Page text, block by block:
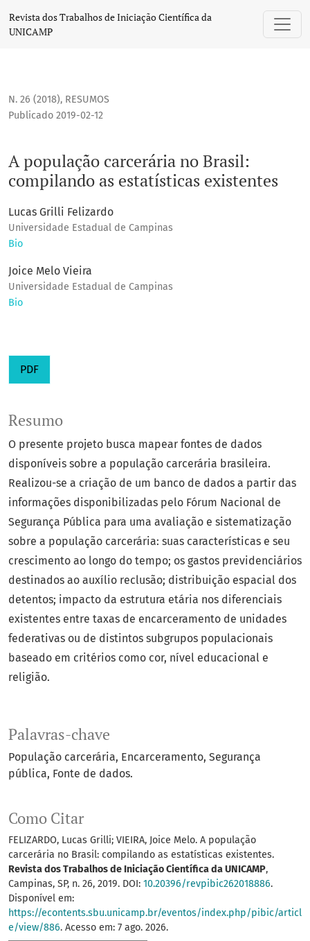
A população carcerária no Brasil: compilando as
Revista dos Trabalhos de Iniciação Científica da
UNICAMP
N. 26 (2018), RESUMOS
A população carcerária no Brasil:
compilando as estatísticas existentes
Publicado 2019-02-12
Lucas Grilli Felizardo
Universidade Estadual de Campinas
Bio
Joice Melo Vieira
Universidade Estadual de Campinas
Bio
PDF
Palavras-chave
População carcerária Encarceramento Segurança
pública Fonte de dados.
Como Citar
FELIZARDO, Lucas Grilli; VIEIRA, Joice Melo. A população
carcerária no Brasil: compilando as estatísticas existentes.
Revista dos Trabalhos de Iniciação Científica da UNICAMP,
Campinas, SP, n. 26, 2019. DOI: 10.20396/revpibic262018886.
Disponível em:
https://econtents.sbu.unicamp.br/eventos/index.php/pibic/articl
e/view/886. Acesso em: 7 ago. 2026.
Resumo
O presente projeto busca mapear fontes de dados
disponíveis sobre a população carcerária brasileira.
Realizou-se a criação de um banco de dados a partir das
informações disponibilizadas pelo Fórum Nacional de
Segurança Pública para uma avaliação e sistematização
sobre a população carcerária: suas características e seu
crescimento ao longo do tempo; os gastos previdenciários
destinados ao auxílio reclusão; distribuição espacial dos
detentos; impacto da estrutura etária nos diferenciais
existentes entre taxas de encarceramento de unidades
federativas ou de distintos subgrupos populacionais
baseado em critérios como cor, nível educacional e
religião.